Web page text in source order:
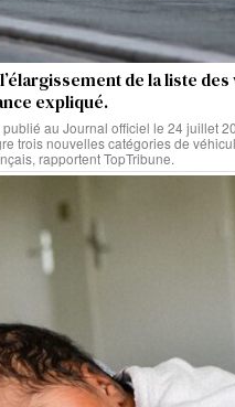
de la liste
expliqué.
publié au Journal officiel le 24 juillet
trois nouvelles catégories de
rapportent TopTribune.